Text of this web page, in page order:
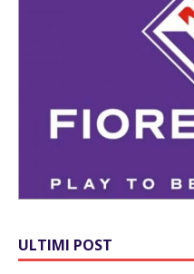
ULTIMI POST